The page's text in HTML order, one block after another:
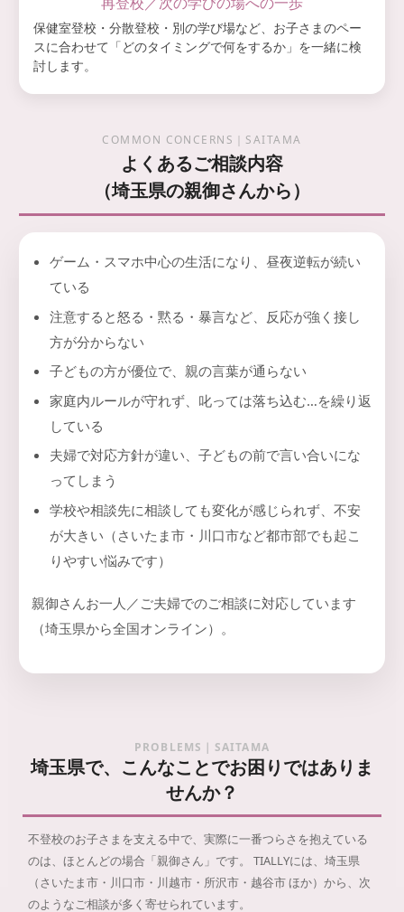
保健室登校・分散登校・別の学び場など、お子さまのペー
スに合わせて「どのタイミングで何をするか」を一緒に検
討します。
COMMON CONCERNS｜SAITAMA
よくあるご相談内容
（埼玉県の親御さんから）
ゲーム・スマホ中心の生活になり、昼夜逆転が続い
ている
注意すると怒る・黙る・暴言など、反応が強く接し
方が分からない
子どもの方が優位で、親の言葉が通らない
家庭内ルールが守れず、叱っては落ち込む…を繰り返
している
夫婦で対応方針が違い、子どもの前で言い合いにな
ってしまう
学校や相談先に相談しても変化が感じられず、不安
が大きい（さいたま市・川口市など都市部でも起こ
りやすい悩みです）
親御さんお一人／ご夫婦でのご相談に対応しています
（埼玉県から全国オンライン）。
PROBLEMS｜SAITAMA
埼玉県で、こんなことでお困りではありま
せんか？
不登校のお子さまを支える中で、実際に一番つらさを抱えている
のは、ほとんどの場合「親御さん」です。
TIALLYには、埼玉県
（さいたま市・川口市・川越市・所沢市・越谷市 ほか）から、次
のようなご相談が多く寄せられています。